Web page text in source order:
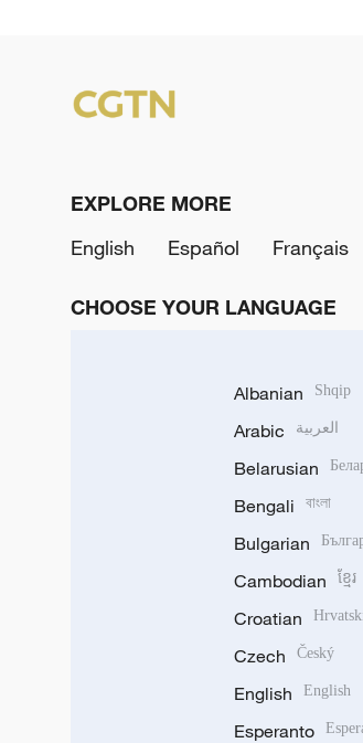
EXPLORE MORE
English
Español Français
CHOOSE YOUR LANGUAGE
Albanian Shqip
Arabic العربية
Belarusian
Bengali বাংলা
Bulgarian
Cambodian ខ្មែរ
Croatian
Czech Český
English English
Esperanto